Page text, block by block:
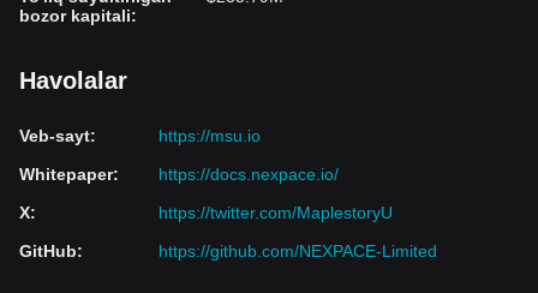
bozor kapitali:
Havolalar
Veb-sayt:
https://msu.io
Whitepaper:
https://docs.nexpace.io/
X:
https://twitter.com/MaplestoryU
GitHub: https://github.com/NEXPACE-Limited